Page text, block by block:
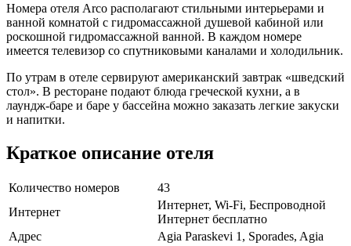
Номера отеля Arco располагают стильными интерьерами и
ванной комнатой с гидромассажной душевой кабиной или
роскошной гидромассажной ванной. В каждом номере
имеется телевизор со спутниковыми каналами и холодильник.
По утрам в отеле сервируют американский завтрак «шведский
стол». В ресторане подают блюда греческой кухни, а в
лаундж-баре и баре у бассейна можно заказать легкие закуски
и напитки.
Краткое описание отеля
Количество номеров
43
Интернет
Интернет, Wi-Fi, Беспроводной
Интернет бесплатно
Адрес
Agia Paraskevi 1, Sporades, Agia